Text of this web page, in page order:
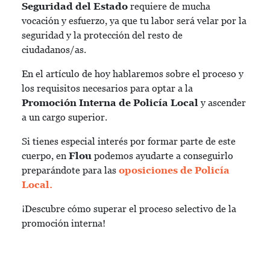
Seguridad del Estado requiere de mucha
vocación y esfuerzo, ya que tu labor será velar por la
seguridad y la protección del resto de
ciudadanos/as.
En el artículo de hoy hablaremos sobre el proceso y
los requisitos necesarios para optar a la
Promoción Interna de Policía Localy ascender
a un cargo superior.
Si tienes especial interés por formar parte de este
cuerpo, en Flou podemos ayudarte a conseguirlo
preparándote para las oposiciones de Policía
Local.
¡Descubre cómo superar el proceso selectivo de la
promoción interna!